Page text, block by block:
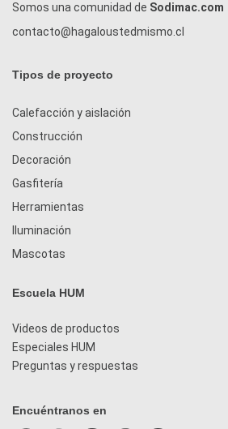
Somos una comunidad de Sodimac.com
contacto@hagaloustedmismo.cl
Tipos de proyecto
Calefacción y aislación
Construcción
Decoración
Gasfitería
Herramientas
Iluminación
Mascotas
Escuela HUM
Videos de productos
Especiales HUM
Preguntas y respuestas
Encuéntranos en